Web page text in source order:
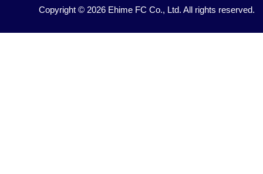
Copyright © 2026 Ehime FC Co., Ltd. All rights reserved.